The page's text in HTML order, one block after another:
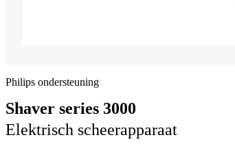
Philips ondersteuning
Shaver series 3000
Elektrisch scheerapparaat